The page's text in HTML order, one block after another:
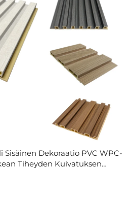
Sisäinen Dekoraatio PVC WPC-
Tiheyden Kuivatuksen